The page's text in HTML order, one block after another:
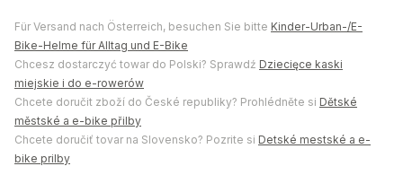
Für Versand nach Österreich, besuchen Sie bitte Kinder-Urban-/E-
Bike-Helme für Alltag und E-Bike
Chcesz dostarczyć towar do Polski? Sprawdź Dziecięce kaski
miejskie i do e-rowerów
Chcete doručit zboží do České republiky? Prohlédněte si Dětské
městské a e-bike přilby
Chcete doručiť tovar na Slovensko? Pozrite si Detské mestské a e-
bike prilby